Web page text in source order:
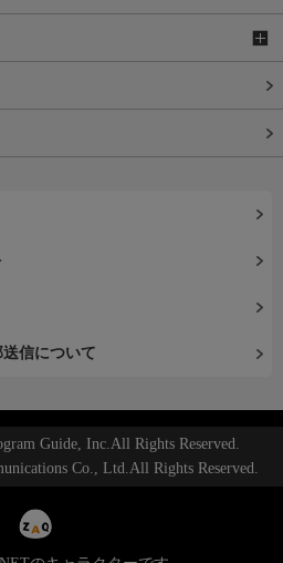
信について
Guide, Inc.All Rights Reserved.
Co., Ltd.All Rights Reserved.